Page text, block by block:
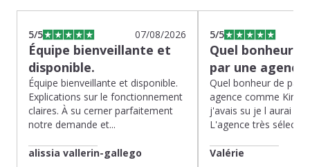
5/5 07/08/2026
Équipe bienveillante et
disponible.
Équipe bienveillante et disponible.
Explications sur le fonctionnement
claires. À su cerner parfaitement
notre demande et...
alissia vallerin-gallego
5/5
Quel bonheur
par une
Quel bonheur de
agence comme
j'avais su je l aurai
L'agence très
Valérie